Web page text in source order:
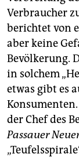
Verbraucher
berichtet von
aber keine
Bevölkerung.
in solchem
etwas gibt es
der Chef des
Passauer